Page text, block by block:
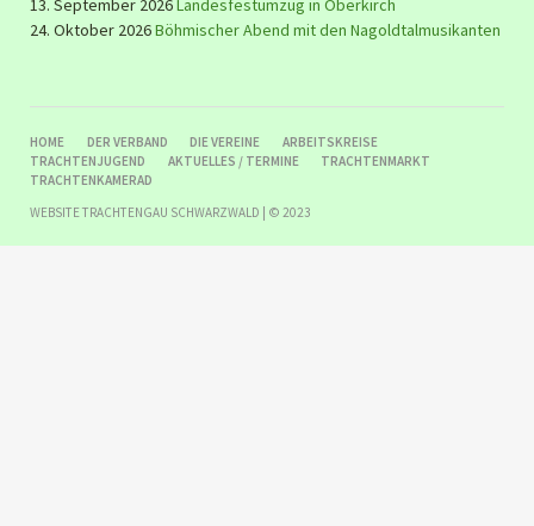
13. September 2026Landesfestumzug in Oberkirch
24. Oktober 2026Böhmischer Abend mit den Nagoldtalmusikanten
NAVIGATION
ÜBERSPRINGEN
HOME DER VERBAND DIE VEREINE
ARBEITSKREISE
TRACHTENJUGEND
AKTUELLES / TERMINE
TRACHTENMARKT
TRACHTENKAMERAD
WEBSITE TRACHTENGAU SCHWARZWALD | © 2023